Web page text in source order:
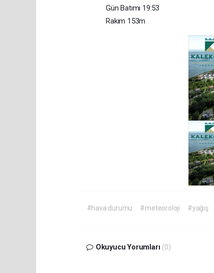
Gün Batımı 19:53
Rakım 153m
#hava durumu #meteoroloji #yağış
Okuyucu Yorumları (0)